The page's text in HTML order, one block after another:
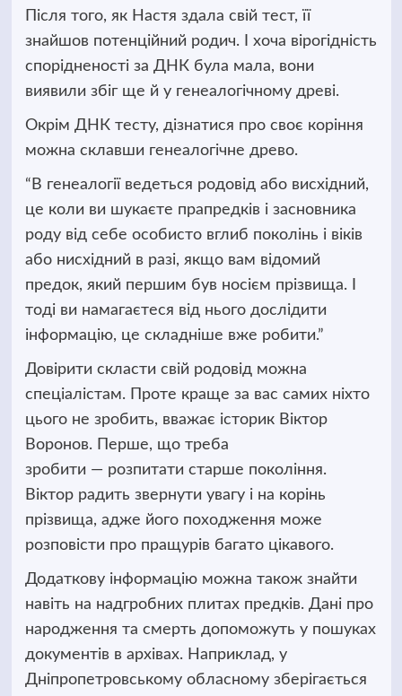
Після того, як Настя здала свій тест, її
знайшов потенційний родич. І хоча вірогідність
спорідненості за ДНК була мала, вони
виявили збіг ще й у генеалогічному древі.
Окрім ДНК тесту, дізнатися про своє коріння
можна склавши генеалогічне древо.
“В генеалогії ведеться родовід або висхідний,
це коли ви шукаєте прапредків і засновника
роду від себе особисто вглиб поколінь і віків
або нисхідний в разі, якщо вам відомий
предок, який першим був носієм прізвища. І
тоді ви намагаєтеся від нього дослідити
інформацію, це складніше вже робити.”
Довірити скласти свій родовід можна
спеціалістам. Проте краще за вас самих ніхто
цього не зробить, вважає історик Віктор
Воронов. Перше, що треба
зробити — розпитати старше покоління.
Віктор радить звернути увагу і на корінь
прізвища, адже його походження може
розповісти про пращурів багато цікавого.
Додаткову інформацію можна також знайти
навіть на надгробних плитах предків. Дані про
народження та смерть допоможуть у пошуках
документів в архівах. Наприклад, у
Дніпропетровському обласному зберігається